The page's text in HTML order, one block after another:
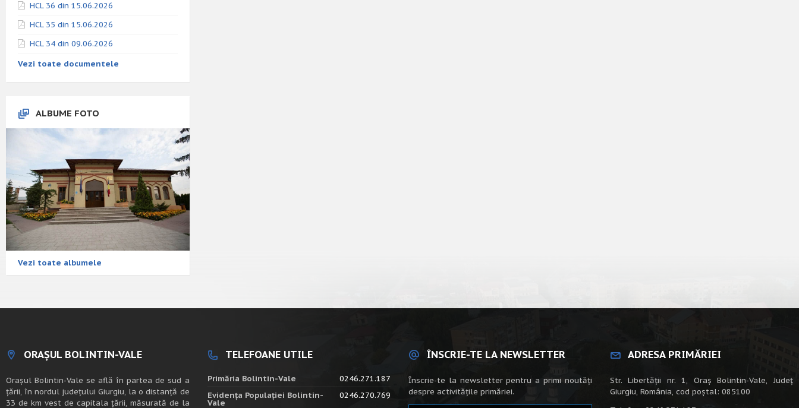
HCL 36 din 15.06.2026
HCL 35 din 15.06.2026
HCL 34 din 09.06.2026
Vezi toate documentele
ALBUME FOTO
Vezi toate albumele
ORAȘUL BOLINTIN-VALE
Oraşul Bolintin-Vale se află în partea de sud a
ţării, în nordul judeţului Giurgiu, la o distanţă de
33 de km vest de capitala țării, măsurată de la
TELEFOANE UTILE
Primăria Bolintin-Vale
0246.271.187
Evidența Populației Bolintin-
Vale
0246.270.769
ÎNSCRIE-TE LA NEWSLETTER
Înscrie-te la newsletter pentru a primi noutăți
despre activitățile primăriei.
ADRESA PRIMĂRIEI
Str. Libertății nr. 1, Oraș Bolintin-Vale, Județ
Giurgiu, România, cod poștal: 085100